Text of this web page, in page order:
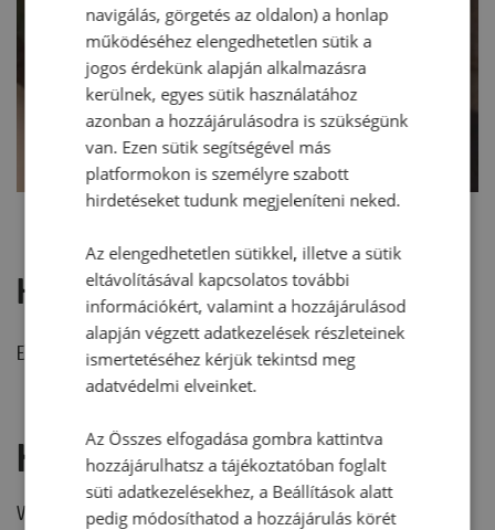
Hozzászólások
Ehhez a recepthez még nem érkezett hozzászólás.
Hozzászólás írása
Vélemény írásához, kérjük,jelentkezz be!
navigálás, görgetés az oldalon) a honlap
működéséhez elengedhetetlen sütik a
jogos érdekünk alapján alkalmazásra
kerülnek, egyes sütik használatához
azonban a hozzájárulásodra is szükségünk
van. Ezen sütik segítségével más
platformokon is személyre szabott
hirdetéseket tudunk megjeleníteni neked.
Az elengedhetetlen sütikkel, illetve a sütik
eltávolításával kapcsolatos további
információkért, valamint a hozzájárulásod
alapján végzett adatkezelések részleteinek
ismertetéséhez kérjük tekintsd meg
adatvédelmi elveinket.
Az Összes elfogadása gombra kattintva
hozzájárulhatsz a tájékoztatóban foglalt
süti adatkezelésekhez, a Beállítások alatt
pedig módosíthatod a hozzájárulás körét